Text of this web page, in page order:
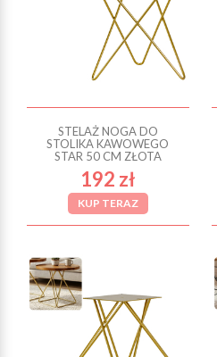
STELAŻ NOGA DO
STOLIKA KAWOWEGO
STAR 50 CM ZŁOTA
192 zł
KUP TERAZ